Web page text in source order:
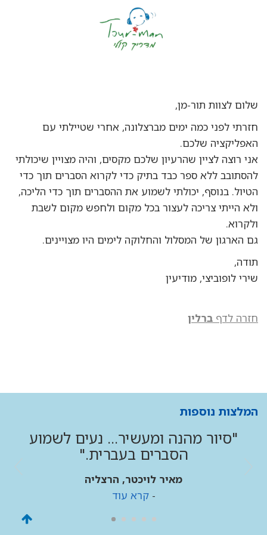
שלום לצוות תור-מן,
חזרתי לפני כמה ימים מברצלונה, אחרי שטיילתי עם
האפליקציה שלכם.
אני רוצה לציין שהרעיון שלכם מקסים, והיה מצויין שיכולתי
להסתובב ללא ספר כבד בתיק כדי לקרוא הסברים תוך כדי
הטיול. בנוסף, יכולתי לשמוע את ההסברים תוך כדי הליכה,
ולא הייתי צריכה לעצור בכל מקום ולחפש מקום לשבת
ולקרוא.
גם הארגון של המסלול והחלוקה לימים היו מצויינים.
תודה,
שירי לופוביצי, מודיעין
חזרה לדף ברלין
המלצות נוספות
"סיור מהנה ומעשיר... נעים לשמוע
הסברים בעברית."
מאיר לויכטר, הרצליה
-קרא עוד